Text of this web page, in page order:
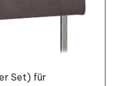
Set) für